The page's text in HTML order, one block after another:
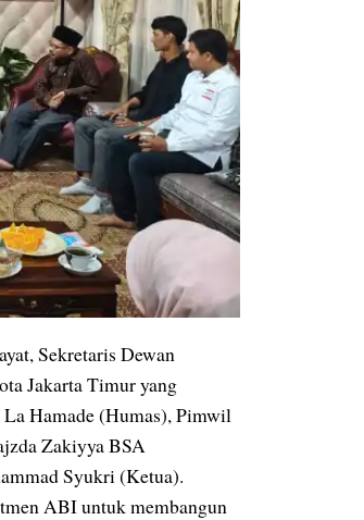
Sekretaris Dewan
Jakarta Timur yang
Hamade (Humas), Pimwil
Zakiyya BSA
Syukri (Ketua).
ABI untuk membangun